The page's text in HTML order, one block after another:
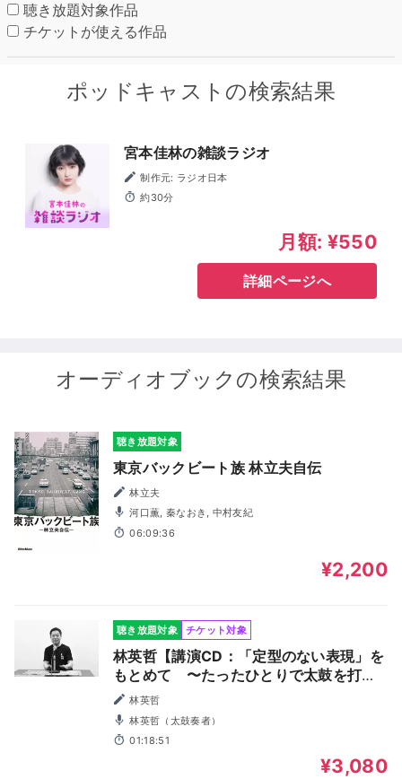
聴き放題対象作品
チケットが使える作品
ポッドキャストの検索結果
宮本佳林の雑談ラジオ
制作元: ラジオ日本
約30分
月額: ¥550
詳細ページへ
オーディオブックの検索結果
聴き放題対象
東京バックビート族 林立夫自伝
林立夫
河口薫, 秦なおき, 中村友紀
06:09:36
¥2,200
聴き放題対象 チケット対象
林英哲【講演CD：「定型のない表現」を
もとめて 〜たったひとりで太鼓を打つ
ということ〜】
林英哲
林英哲（太鼓奏者）
01:18:51
¥3,080